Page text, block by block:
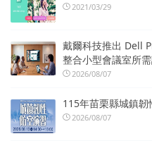
2021/03/29
戴爾科技推出 Dell
整合小型會議室所
2026/08/07
115年苗栗縣城鎮韌
2026/08/07